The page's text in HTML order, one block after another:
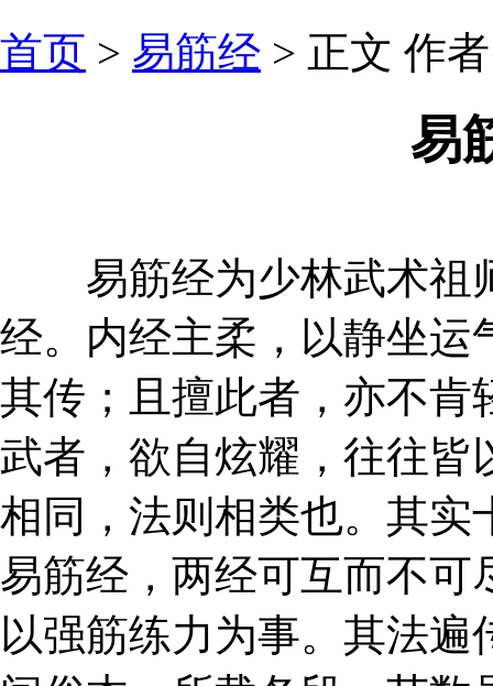
首页 > 易筋经 > 正文 作
易
易筋经为少林武术祖
经。内经主柔，以静坐运
其传；且擅此者，亦不肯
武者，欲自炫耀，往往皆
相同，法则相类也。其实
易筋经，两经可互而不可
以强筋练力为事。其法